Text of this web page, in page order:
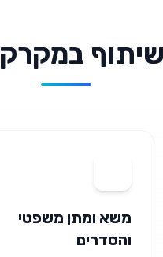
משא ומתן משפטי
והסדרים